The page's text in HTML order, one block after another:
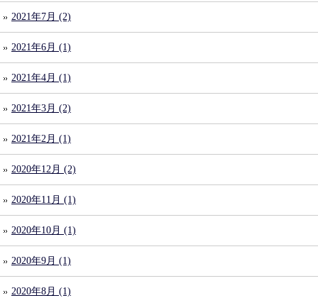
2021年7月 (2)
2021年6月 (1)
2021年4月 (1)
2021年3月 (2)
2021年2月 (1)
2020年12月 (2)
2020年11月 (1)
2020年10月 (1)
2020年9月 (1)
2020年8月 (1)